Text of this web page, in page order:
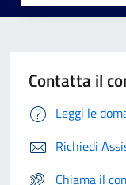
Contatta il
Leggi le
Richiedi
Chiama il